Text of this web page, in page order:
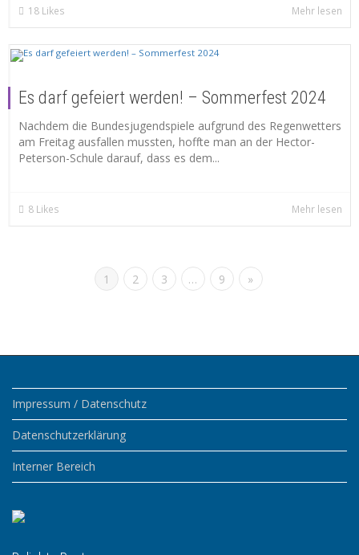
18 Likes Mehr lesen
Es darf gefeiert werden! – Sommerfest 2024
Nachdem die Bundesjugendspiele aufgrund des Regenwetters
am Freitag ausfallen mussten, hoffte man an der Hector-
Peterson-Schule darauf, dass es dem...
8 Likes Mehr lesen
1 2 3 … 9 »
Impressum / Datenschutz
Datenschutzerklärung
Interner Bereich